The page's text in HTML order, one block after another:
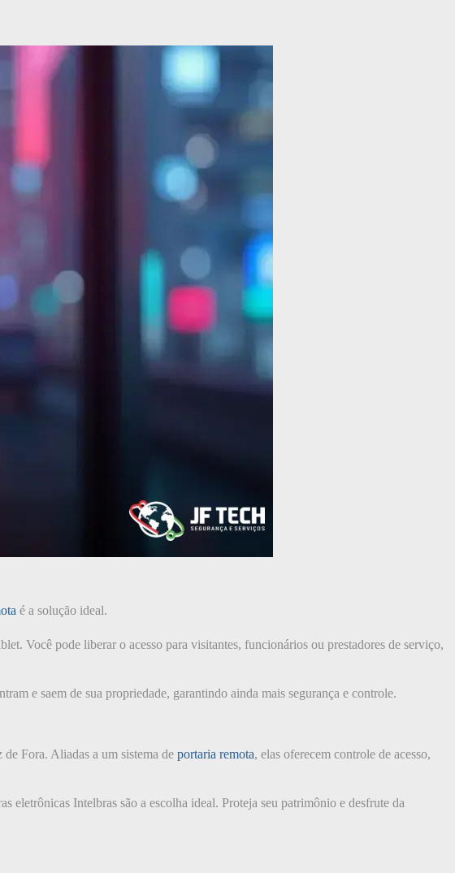
é a solução ideal.
Você pode liberar o acesso para visitantes, funcionários ou prestadores de serviço,
e saem de sua propriedade, garantindo ainda mais segurança e controle.
de Fora. Aliadas a um sistema de portaria remota, elas oferecem controle de acesso,
eletrônicas Intelbras são a escolha ideal. Proteja seu patrimônio e desfrute da